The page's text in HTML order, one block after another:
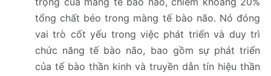
tổng chất béo trong màng tế bào não. Nó đóng
vai trò cốt yếu trong việc phát triển và duy trì
chức năng tế bào não, bao gồm sự phát triển
của tế bào thần kinh và truyền dẫn tín hiệu thần